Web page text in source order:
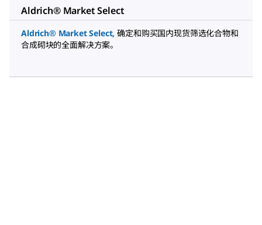
Aldrich® Market Select
Aldrich® Market Select, 确定和购买国内现货筛选化合物和
合成砌块的全面解决方案。